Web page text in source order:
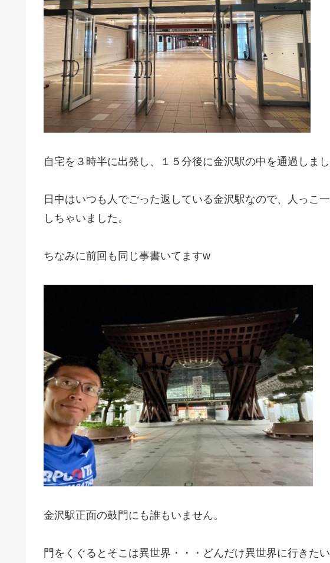
自宅を３時半に出発し、１５分後に金沢駅の中を通過しまし
日中はいつも人でごった返している金沢駅なので、人っこ
しちゃいました。
ちなみに前回も同じ事書いてますw
金沢駅正面の鼓門にも誰もいません。
門をくぐるとそこは異世界・・・どんだけ異世界に行きた